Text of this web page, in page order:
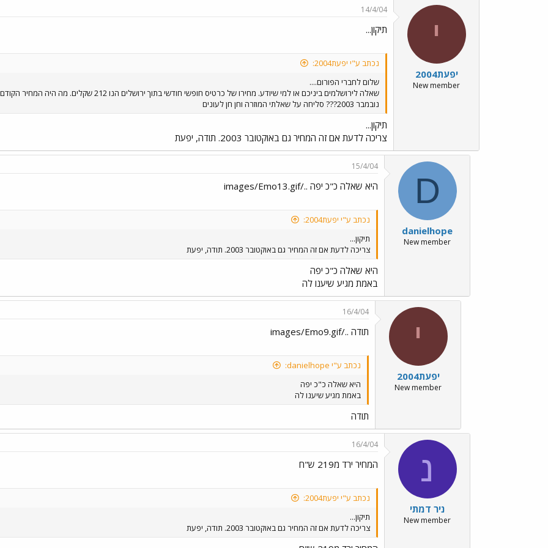
י
יפעת2004
New member
14/4/04
תיקון...
נכתב ע"י יפעת2004:
שלום לחברי הפורום....
שאלה לירושלמים ביניכם או למי שיודע. מחירו של כרטיס
נובמבר 2003??? סליחה על שאלתי המוזרה וחן חן לעונים
תיקון...
צריכה לדעת אם זה המחיר גם באוקטובר 2003. תודה, יפעת
D
danielhope
New member
15/4/04
היא שאלה כ"כ יפה ../images/Emo13.gif
נכתב ע"י יפעת2004:
תיקון...
צריכה לדעת אם זה המחיר גם באוקטובר 2003. תודה, יפעת
היא שאלה כ"כ יפה
באמת מגיע שיענו לה
י
יפעת2004
New member
16/4/04
תודה ../images/Emo9.gif
נכתב ע"י danielhope:
היא שאלה כ"כ יפה
באמת מגיע שיענו לה
תודה
נ
ניר דמתי
New member
16/4/04
המחיר ירד מ219 ש"ח
נכתב ע"י יפעת2004:
תיקון...
צריכה לדעת אם זה המחיר גם באוקטובר 2003. תודה, יפעת